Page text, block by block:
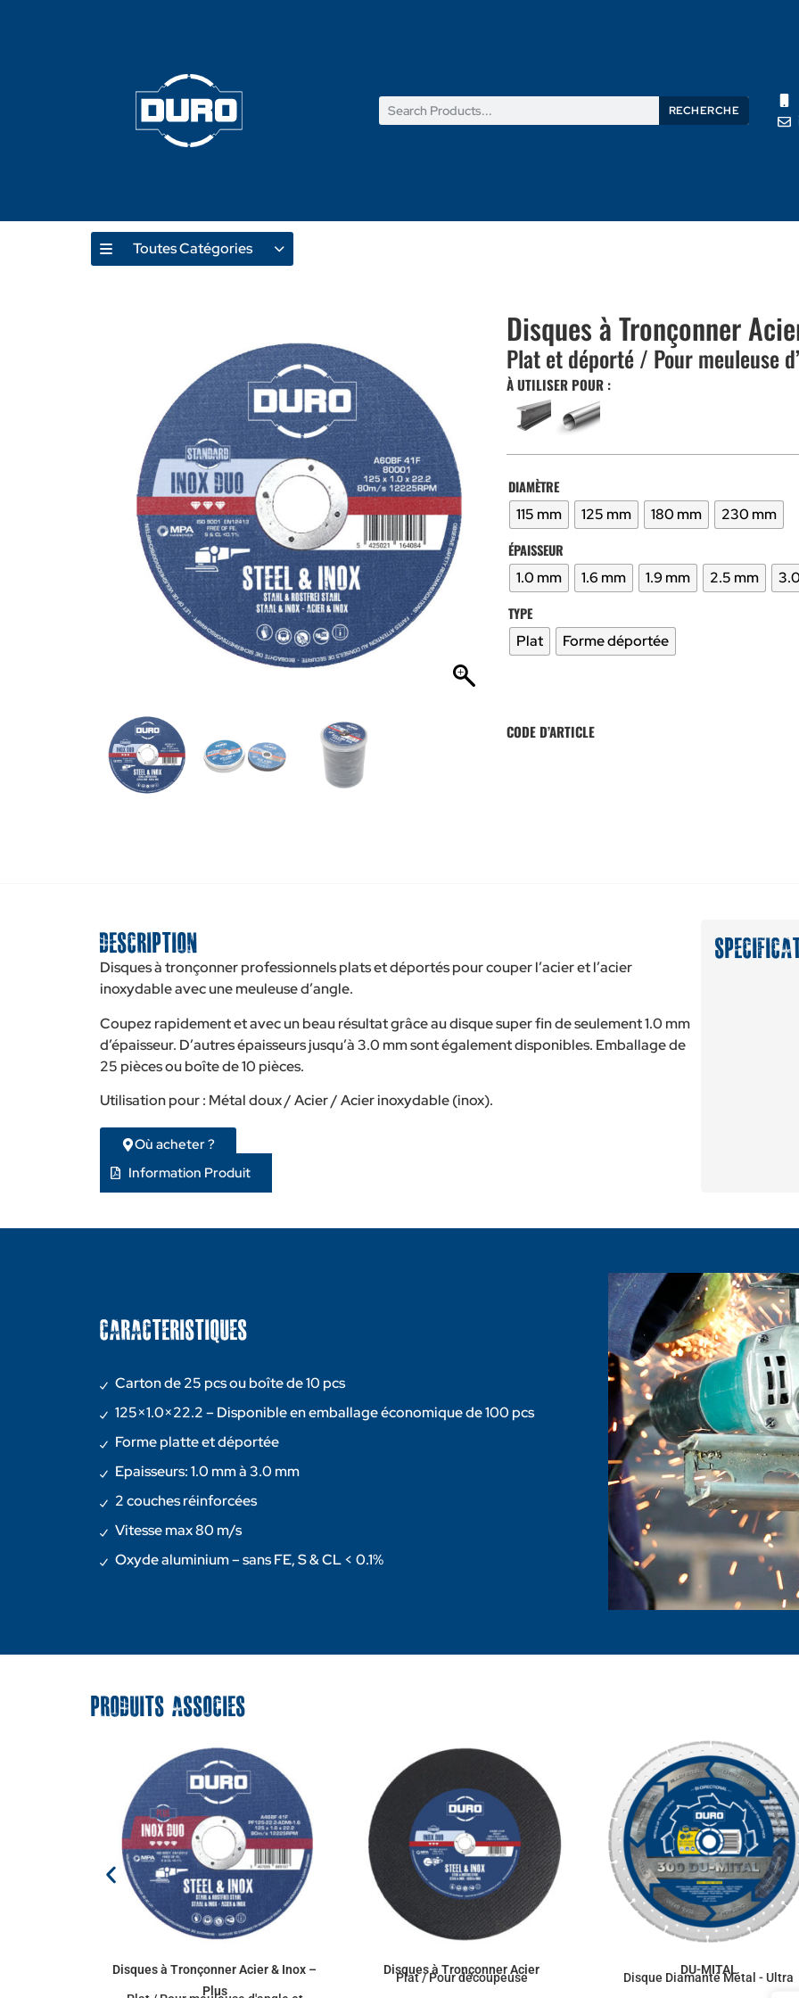
RECHERCHE
Toutes Catégories
Disques à Tronçonner
Plat et déporté / Pour meuleuse
À UTILISER POUR :
DIAMÈTRE
115 mm
125 mm 180 mm
230 mm
ÉPAISSEUR
1.0 mm
1.6 mm 1.9 mm 2.5 mm
TYPE
Plat
Forme déportée
CODE D’ARTICLE
Description
Disques à tronçonner professionnels plats et déportés pour couper l’acier et l’acier
inoxydable avec une meuleuse d’angle.
Coupez rapidement et avec un beau résultat grâce au disque super fin de seulement 1.0 mm
d’épaisseur. D’autres épaisseurs jusqu’à 3.0 mm sont également disponibles. Emballage de
25 pièces ou boîte de 10 pièces.
Utilisation pour : Métal doux / Acier / Acier inoxydable (inox).
Où acheter ?
Information Produit
CARACTERISTIQUES
Carton de 25 pcs ou boîte de 10 pcs
125×1.0×22.2 – Disponible en emballage économique de 100 pcs
Forme platte et déportée
Epaisseurs: 1.0 mm à 3.0 mm
2 couches réinforcées
Vitesse max 80 m/s
Oxyde aluminium – sans FE, S & CL < 0.1%
PRODUITS ASSOCIES
Disques à Tronçonner Acier & Inox –
Plus
Disques à Tronçonner Acier
Plat / Pour découpeuse
DU-MITAL
Disque Diamanté Métal - Ultra